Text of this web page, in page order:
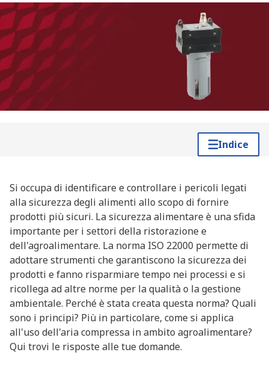
Indice
Si occupa di identificare e controllare i pericoli legati
alla sicurezza degli alimenti allo scopo di fornire
prodotti più sicuri. La sicurezza alimentare è una sfida
importante per i settori della ristorazione e
dell'agroalimentare. La norma ISO 22000 permette di
adottare strumenti che garantiscono la sicurezza dei
prodotti e fanno risparmiare tempo nei processi e si
ricollega ad altre norme per la qualità o la gestione
ambientale. Perché è stata creata questa norma? Quali
sono i principi? Più in particolare, come si applica
all'uso dell'aria compressa in ambito agroalimentare?
Qui trovi le risposte alle tue domande.